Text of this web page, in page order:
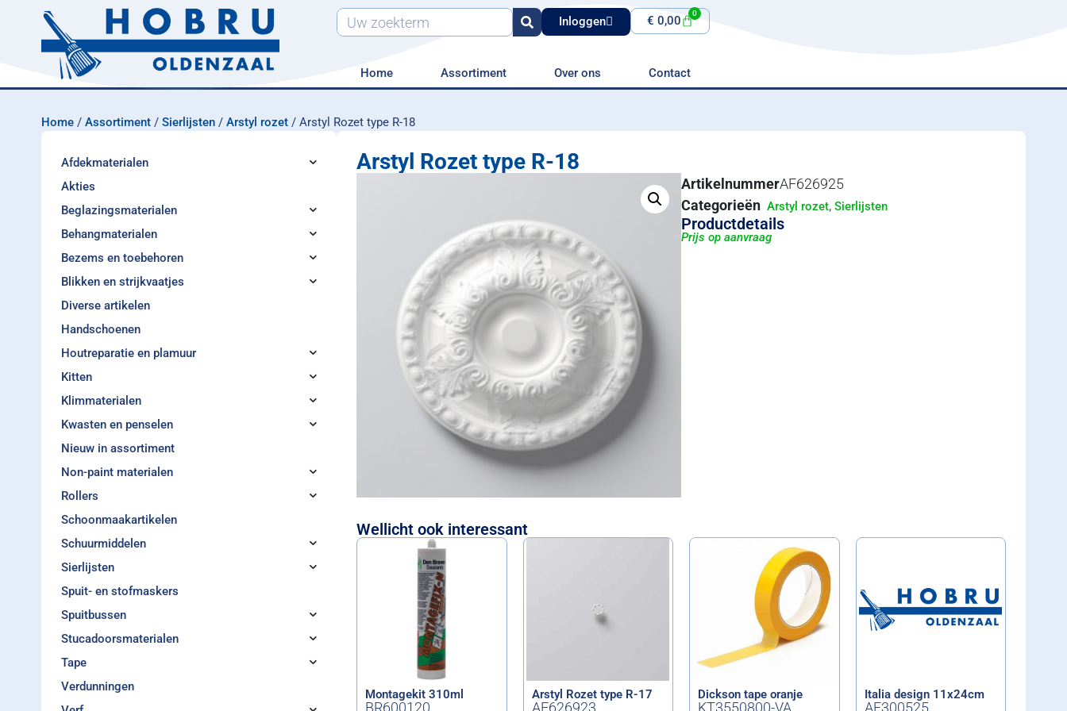
Inloggen € 0,00
0
Home Assortiment Over ons Contact
Home / Assortiment / Sierlijsten / Arstyl rozet / Arstyl Rozet type R-18
Afdekmaterialen
Akties
Beglazingsmaterialen
Behangmaterialen
Bezems en toebehoren
Blikken en strijkvaatjes
Diverse artikelen
Handschoenen
Houtreparatie en plamuur
Kitten
Klimmaterialen
Kwasten en penselen
Nieuw in assortiment
Non-paint materialen
Rollers
Schoonmaakartikelen
Schuurmiddelen
Sierlijsten
Spuit- en stofmaskers
Spuitbussen
Stucadoorsmaterialen
Tape
Verdunningen
Arstyl Rozet type R-18
ArtikelnummerAF626925
Categorieën Arstyl rozet, Sierlijsten
Productdetails
Prijs op aanvraag
Wellicht ook interessant
Montagekit 310ml
BR600120
Arstyl Rozet type R-17
AF626923
Dickson tape oranje
KT3550800-VA
Italia design 11x24cm
AF300525